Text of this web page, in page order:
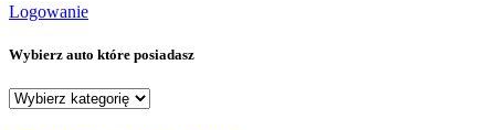
Logowanie
Wybierz auto które posiadasz